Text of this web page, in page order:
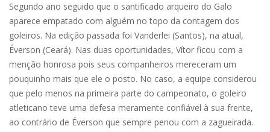
Segundo ano seguido que o santificado arqueiro do Galo
aparece empatado com alguém no topo da contagem dos
goleiros. Na edição passada foi Vanderlei (Santos), na atual,
Éverson (Ceará). Nas duas oportunidades, Vítor ficou com a
menção honrosa pois seus companheiros mereceram um
pouquinho mais que ele o posto. No caso, a equipe considerou
que pelo menos na primeira parte do campeonato, o goleiro
atleticano teve uma defesa meramente confiável à sua frente,
ao contrário de Éverson que sempre penou com a zagueirada.